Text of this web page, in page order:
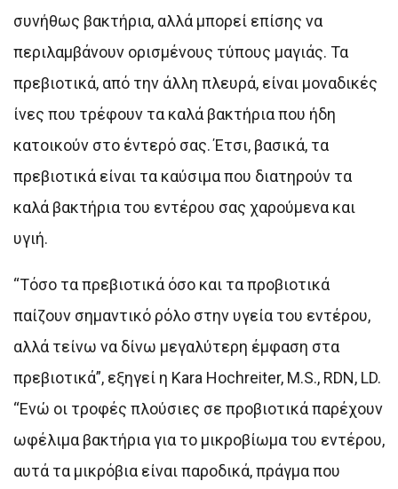
συνήθως βακτήρια, αλλά μπορεί επίσης να
περιλαμβάνουν ορισμένους τύπους μαγιάς. Τα
πρεβιοτικά, από την άλλη πλευρά, είναι μοναδικές
ίνες που τρέφουν τα καλά βακτήρια που ήδη
κατοικούν στο έντερό σας. Έτσι, βασικά, τα
πρεβιοτικά είναι τα καύσιμα που διατηρούν τα
καλά βακτήρια του εντέρου σας χαρούμενα και
υγιή.
“Τόσο τα πρεβιοτικά όσο και τα προβιοτικά
παίζουν σημαντικό ρόλο στην υγεία του εντέρου,
αλλά τείνω να δίνω μεγαλύτερη έμφαση στα
πρεβιοτικά”, εξηγεί η Kara Hochreiter, M.S., RDN, LD.
“Ενώ οι τροφές πλούσιες σε προβιοτικά παρέχουν
ωφέλιμα βακτήρια για το μικροβίωμα του εντέρου,
αυτά τα μικρόβια είναι παροδικά, πράγμα που